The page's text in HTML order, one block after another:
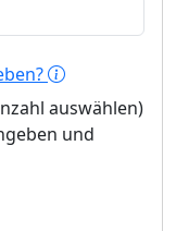
auswählen)
und